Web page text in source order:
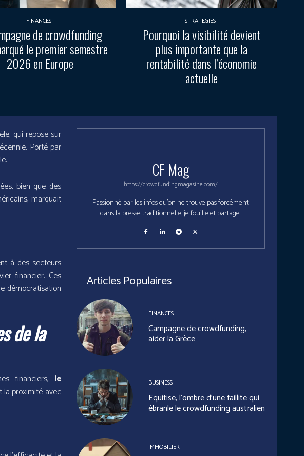
FINANCES
de crowdfunding
le premier semestre
2026 en Europe
STRATEGIES
Pourquoi la visibilité devient
plus importante que la
rentabilité dans l’économie
actuelle
qui repose sur
Porté par
bien que des
marquait
à des secteurs
financier. Ces
démocratisation
de la
financiers, le
la proximité avec
CF Mag
https://crowdfundingmagasine.com/
Passionné par les infos qu'on ne trouve pas forcément
dans la presse traditionnelle, je fouille et partage.
Articles Populaires
FINANCES
Campagne de crowdfunding,
aider la Grèce
BUSINESS
Equitise, l’ombre d’une faillite qui
ébranle le crowdfunding australien
IMMOBILIER